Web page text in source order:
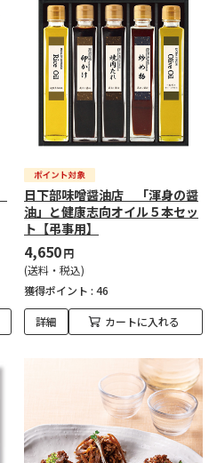
日下部味噌醤油店 「渾身の醤
油」と健康志向オイル５本セッ
ト【弔事用】
4,650円
(送料・税込)
獲得ポイント : 46
詳細 カートに入れる